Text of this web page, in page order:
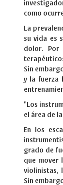
como
La
su vida es
dolor. Por
Sin
y la fuerza
"Los
el área de
En los
grado de
que mover
violinistas,
Sin